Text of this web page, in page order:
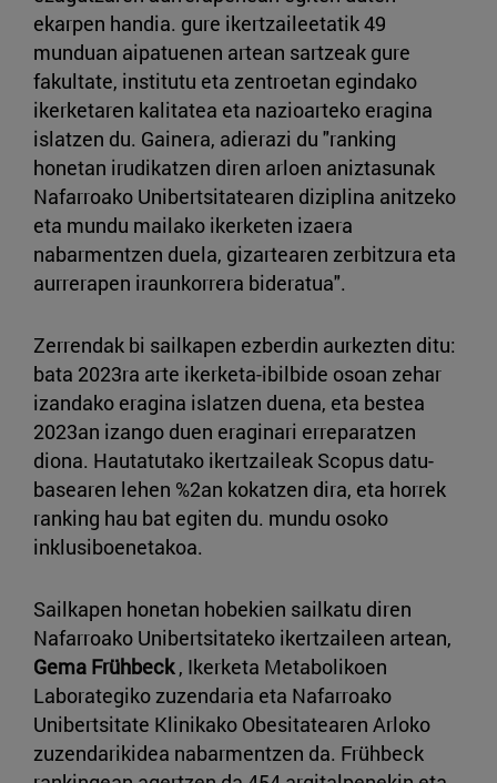
ekarpen handia. gure ikertzaileetatik 49
munduan aipatuenen artean sartzeak gure
fakultate, institutu eta zentroetan egindako
ikerketaren kalitatea eta nazioarteko eragina
islatzen du. Gainera, adierazi du "ranking
honetan irudikatzen diren arloen aniztasunak
Nafarroako Unibertsitatearen diziplina anitzeko
eta mundu mailako ikerketen izaera
nabarmentzen duela, gizartearen zerbitzura eta
aurrerapen iraunkorrera bideratua".
Zerrendak bi sailkapen ezberdin aurkezten ditu:
bata 2023ra arte ikerketa-ibilbide osoan zehar
izandako eragina islatzen duena, eta bestea
2023an izango duen eraginari erreparatzen
diona. Hautatutako ikertzaileak Scopus datu-
basearen lehen %2an kokatzen dira, eta horrek
ranking hau bat egiten du. mundu osoko
inklusiboenetakoa.
Sailkapen honetan hobekien sailkatu diren
Nafarroako Unibertsitateko ikertzaileen artean,
Gema Frühbeck, Ikerketa Metabolikoen
Laborategiko zuzendaria eta Nafarroako
Unibertsitate Klinikako Obesitatearen Arloko
zuzendarikidea nabarmentzen da. Frühbeck